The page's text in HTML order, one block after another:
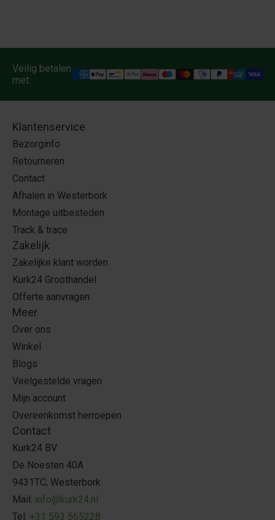
Veilig betalen
met:
Klantenservice
Bezorginfo
Retourneren
Contact
Afhalen in Westerbork
Montage uitbesteden
Track & trace
Zakelijk
Zakelijke klant worden
Kurk24 Groothandel
Offerte aanvragen
Meer
Over ons
Winkel
Blogs
Veelgestelde vragen
Mijn account
Overeenkomst herroepen
Contact
Kurk24 BV
De Noesten 40A
9431TC, Westerbork
Mail: info@kurk24.nl
Tel: +31 593 565228